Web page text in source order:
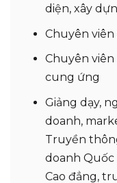
diện, xây
Chuyên
Chuyên viên
cung ứng
Giảng dạy,
doanh,
Truyền
doanh Quốc
Cao đẳng,